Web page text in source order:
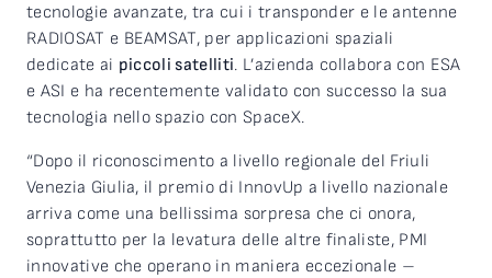
tecnologie avanzate, tra cui i transponder e le antenne
RADIOSAT e BEAMSAT, per applicazioni spaziali
dedicate ai piccoli satelliti. L’azienda collabora con ESA
e ASI e ha recentemente validato con successo la sua
tecnologia nello spazio con SpaceX.
“Dopo il riconoscimento a livello regionale del Friuli
Venezia Giulia, il premio di InnovUp a livello nazionale
arriva come una bellissima sorpresa che ci onora,
soprattutto per la levatura delle altre finaliste, PMI
innovative che operano in maniera eccezionale –